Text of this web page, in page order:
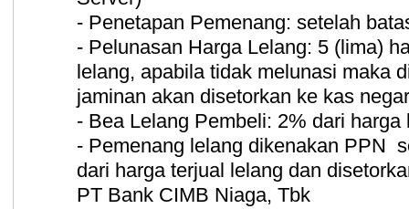
- Penetapan Pemenang: setelah
- Pelunasan Harga Lelang: 5 (lima)
lelang, apabila tidak melunasi maka
jaminan akan disetorkan ke kas
- Bea Lelang Pembeli: 2% dari harga
- Pemenang lelang dikenakan PPN
dari harga terjual lelang dan
PT Bank CIMB Niaga, Tbk